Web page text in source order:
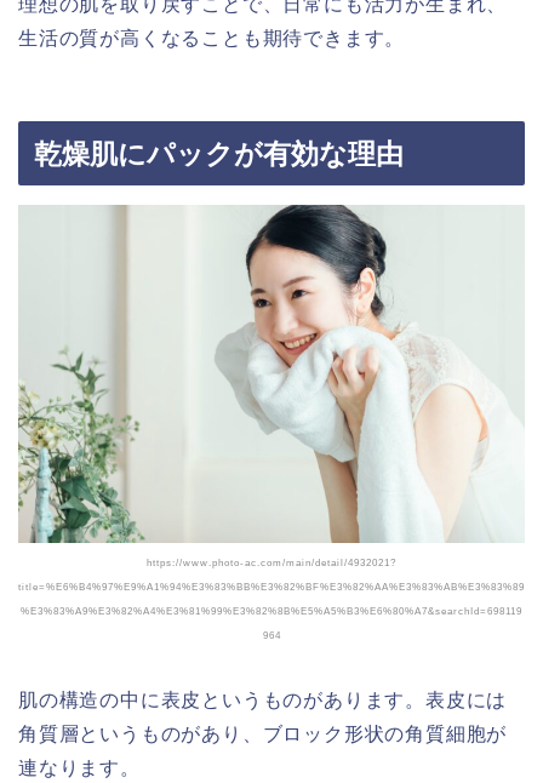
生活の質が高くなることも期待できます。
乾燥肌にパックが有効な理由
https://www.photo-ac.com/main/detail/4932021?
title=%E6%B4%97%E9%A1%94%E3%83%BB%E3%82%BF%E3%82%AA%E3%83%AB%E3%83%89
%E3%83%A9%E3%82%A4%E3%81%99%E3%82%8B%E5%A5%B3%E6%80%A7&searchId=698119
964
肌の構造の中に表皮というものがあります。表皮には
角質層というものがあり、ブロック形状の角質細胞が
連なります。